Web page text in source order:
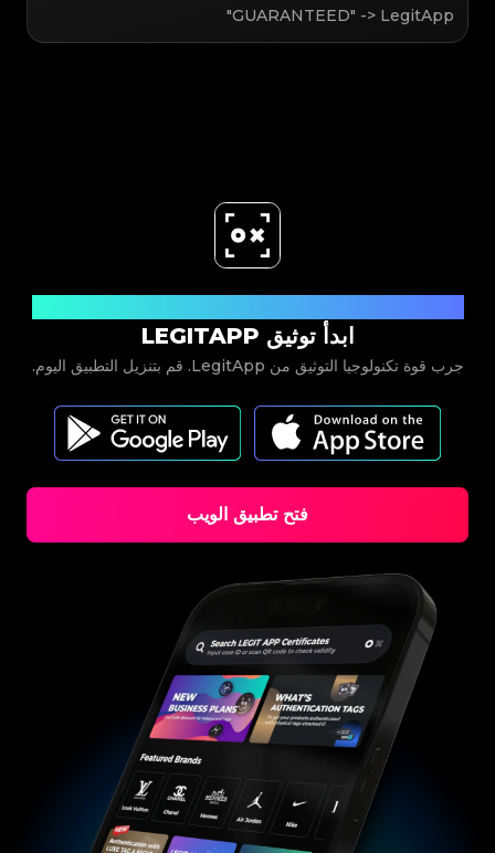
"GUARANTEED" -> LegitApp
ابدأ توثيق LEGITAPP
جرب قوة تكنولوجيا التوثيق من LegitApp. قم بتنزيل التطبيق اليوم.
فتح تطبيق الويب